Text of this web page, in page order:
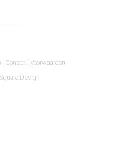
| Contact| Voorwaarden
Square Design